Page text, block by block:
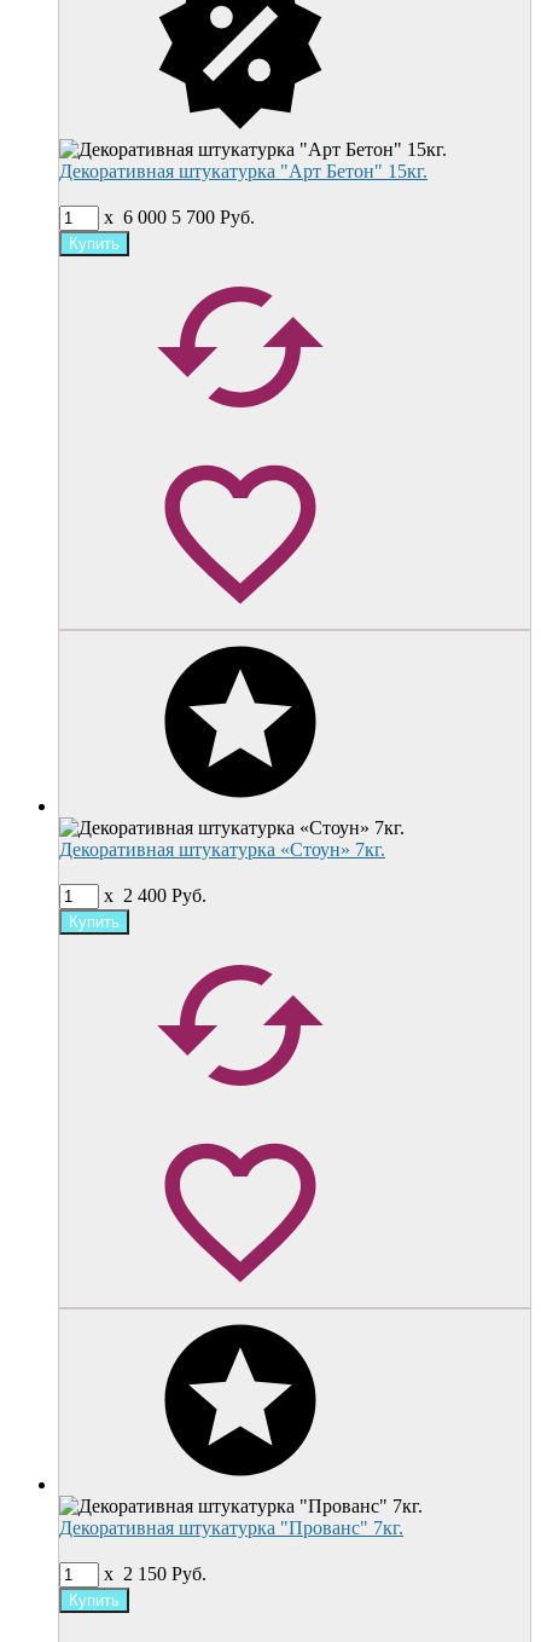
Декоративная штукатурка "Арт Бетон" 15кг.
x 6 000 5 700 Руб.
Декоративная штукатурка «Стоун» 7кг.
x 2 400 Руб.
Декоративная штукатурка "Прованс" 7кг.
x 2 150 Руб.